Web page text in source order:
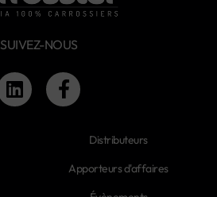
SUIVEZ-NOUS
Distributeurs
Apporteurs d'affaires